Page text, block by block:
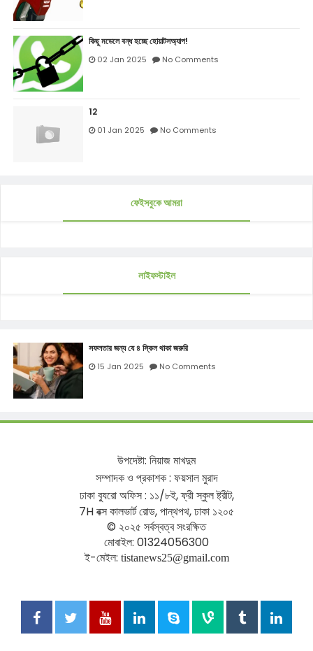
কিছু মডেলে বন্ধ হচ্ছে হোয়াটসঅ্যাপ!
02 Jan 2025 No Comments
12
01 Jan 2025 No Comments
ফেইসবুকে আমরা
লাইফস্টাইল
সফলতার জন্য যে ৪ স্কিল থাকা জরুরি
15 Jan 2025 No Comments
উপদেষ্টা: নিয়াজমাখদুম
সম্পাদকও প্রকাশক: ফয়সালমুরাদ
ঢাকাব্যুরোঅফিস: ১১/৮ই,ফ্রীস্কুলষ্ট্রীট,
7Hবক্সকালভার্টরোড,পান্থপথ,ঢাকা ১২০৫
© ২০২৫ সর্বস্বত্বসংরক্ষিত
মোবাইল: 01324056300
ই-মেইল: tistanews25@gmail.com